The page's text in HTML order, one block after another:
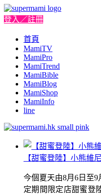
登入／註冊
首頁
MamiTV
MamiPro
MamiTrend
MamiBible
MamiBlog
MamiShop
MamiInfo
line
【甜蜜登陸】小熊維
今個夏天由8月6日至
定期間限定店甜蜜登